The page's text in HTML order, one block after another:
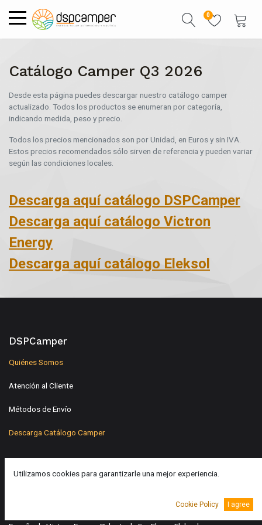
0
Catálogo Camper Q3 2026
Desde esta página puedes descargar nuestro catálogo camper
actualizado. Todos los productos se enumeran por categoría,
indicando medida, peso y precio.
Todos los precios mencionados son por Unidad, en Euros y sin IVA.
Estos precios recomendados sólo sirven de referencia y pueden variar
según las condiciones locales.
Descarga aquí catálogo DSPCamper
Descarga aquí catálogo Victron
Energy
Descarga aquí catálogo Eleksol
DSPCamper
Quiénes Somos
Atención al Cliente
Métodos de Envío
Descarga Catálogo Camper
En DSPCamper somos especialistas en distribución de material solar
Utilizamos cookies para garantizarle una mejor experiencia.
Cookie Policy I agree